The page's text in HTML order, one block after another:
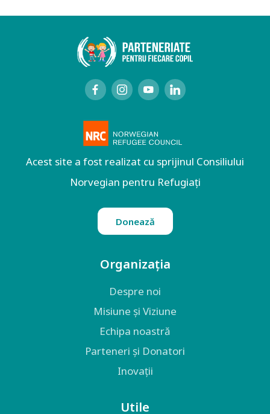
Acest site a fost realizat cu sprijinul Consiliului
Norvegian pentru Refugiați
Donează
Organizația
Despre noi
Misiune și Viziune
Echipa noastră
Parteneri și Donatori
Inovații
Utile